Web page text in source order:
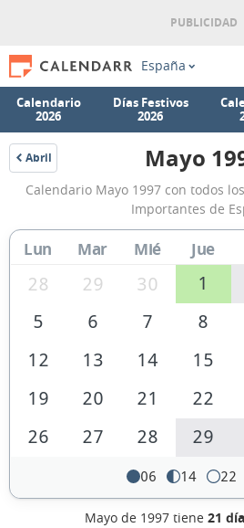
España
Calendario
2026
Días Festivos
2026
Abril
1997
de
Mayo
Calendario Mayo 1997 con todos
Importantes de
Lun Mar Mié Jue
28 29 30 1
5
6 7 8
12
13 14 15
19
20 21 22
26
27 28 29
06 14 22
Mayo de 1997 tiene 21